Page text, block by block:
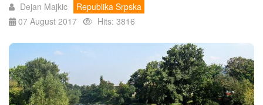
Dejan Majkic
Republika Srpska
07 August 2017
Hits: 3816